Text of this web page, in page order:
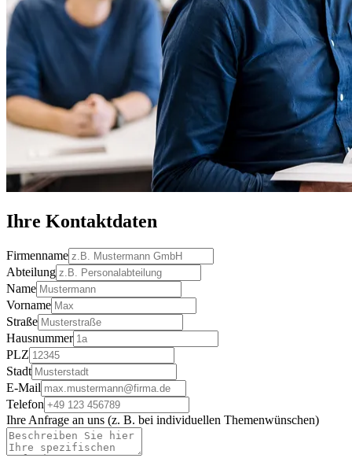
Ihre Kontaktdaten
Firmenname
Abteilung
Name
Vorname
Straße
Hausnummer
PLZ
Stadt
E-Mail
Telefon
Ihre Anfrage an uns (z. B. bei individuellen Themenwünschen)